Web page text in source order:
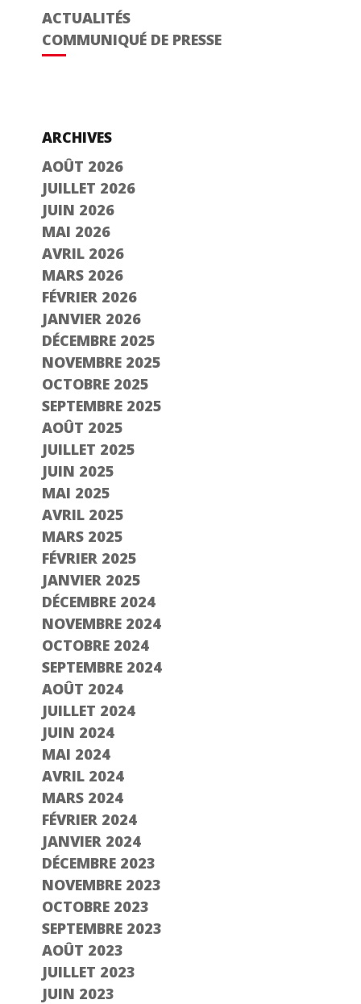
ACTUALITÉS
COMMUNIQUÉ DE PRESSE
ARCHIVES
AOÛT 2026
JUILLET 2026
JUIN 2026
MAI 2026
AVRIL 2026
MARS 2026
FÉVRIER 2026
JANVIER 2026
DÉCEMBRE 2025
NOVEMBRE 2025
OCTOBRE 2025
SEPTEMBRE 2025
AOÛT 2025
JUILLET 2025
JUIN 2025
MAI 2025
AVRIL 2025
MARS 2025
FÉVRIER 2025
JANVIER 2025
DÉCEMBRE 2024
NOVEMBRE 2024
OCTOBRE 2024
SEPTEMBRE 2024
AOÛT 2024
JUILLET 2024
JUIN 2024
MAI 2024
AVRIL 2024
MARS 2024
FÉVRIER 2024
JANVIER 2024
DÉCEMBRE 2023
NOVEMBRE 2023
OCTOBRE 2023
SEPTEMBRE 2023
AOÛT 2023
JUILLET 2023
JUIN 2023